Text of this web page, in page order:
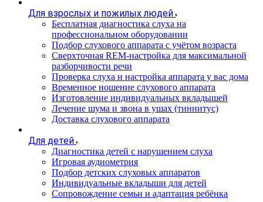
Для взрослых и пожилых людей
Бесплатная диагностика слуха на
профессиональном оборудовании
Подбор слухового аппарата с учётом возраста
Сверхточная REM-настройка для максимальной
разборчивости речи
Проверка слуха и настройка аппарата у вас дома
Временное ношение слухового аппарата
Изготовление индивидуальных вкладышей
Лечение шума и звона в ушах (тиннитус)
Доставка слухового аппарата
Для детей
Диагностика детей с нарушением слуха
Игровая аудиометрия
Подбор детских слуховых аппаратов
Индивидуальные вкладыши для детей
Сопровождение семьи и адаптация ребёнка